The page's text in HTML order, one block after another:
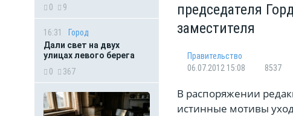
0
9
16:31
Город
Дали свет на двух
улицах левого берега
0
367
председателя
заместителя
Правительство
06.07.2012 15:08
8537
В распоряжении
истинные мотивы